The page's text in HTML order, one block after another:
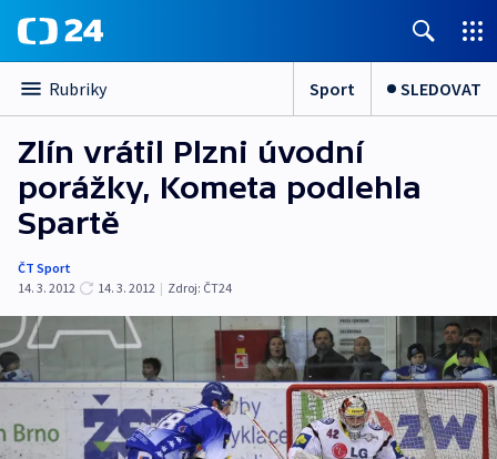
Rubriky Sport SLEDOVAT
Zlín vrátil Plzni úvodní
porážky, Kometa podlehla
Spartě
ČT Sport
14. 3. 2012
14. 3. 2012 | Zdroj: ČT24